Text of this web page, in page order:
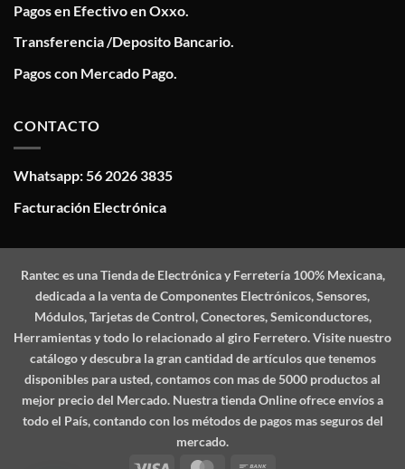
Pagos en Efectivo en Oxxo.
Transferencia /Deposito Bancario.
Pagos con Mercado Pago.
CONTACTO
Whatsapp: 56 2026 3835
Facturación Electrónica
Ranteces una Tienda de Electrónica y Ferretería 100% Mexicana,
dedicada a la venta de Componentes Electrónicos, Sensores,
Módulos, Tarjetas de Control, Conectores, Semiconductores,
Herramientas y todo lo relacionado al giro Ferretero. Visite nuestro
catálogo y descubra la gran cantidad de artículos que tenemos
disponibles para usted, contamos con mas de 5000 productos al
mejor precio del Mercado. Nuestra tienda Online ofrece envíos a
todo el País, contando con los métodos de pagos mas seguros del
mercado.